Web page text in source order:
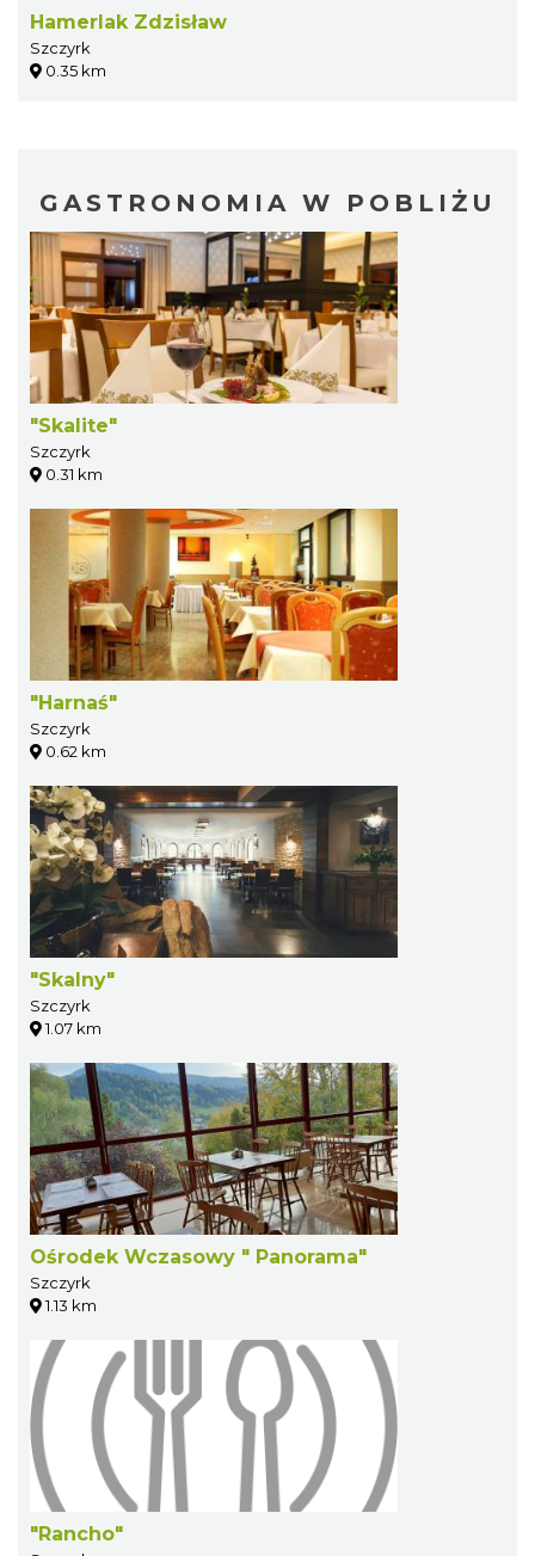
Hamerlak Zdzisław
Szczyrk
0.35 km
GASTRONOMIA W POBLIŻU
"Skalite"
Szczyrk
0.31 km
"Harnaś"
Szczyrk
0.62 km
"Skalny"
Szczyrk
1.07 km
Ośrodek Wczasowy " Panorama"
Szczyrk
1.13 km
"Rancho"